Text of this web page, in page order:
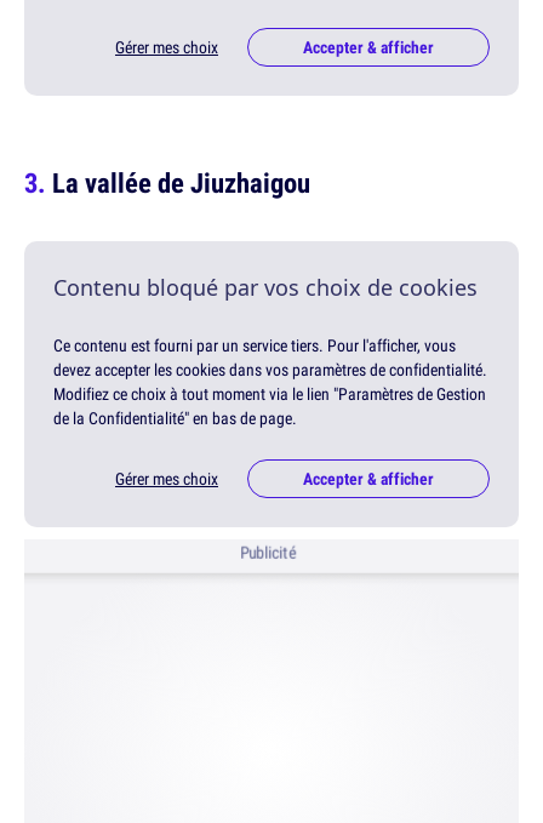
Gérer mes choix Accepter & afficher
La vallée de Jiuzhaigou
Contenu bloqué par vos choix de cookies
Ce contenu est fourni par un service tiers. Pour l'afficher, vous
devez accepter les cookies dans vos paramètres de confidentialité.
Modifiez ce choix à tout moment via le lien "Paramètres de Gestion
de la Confidentialité" en bas de page.
Gérer mes choix Accepter & afficher
Publicité